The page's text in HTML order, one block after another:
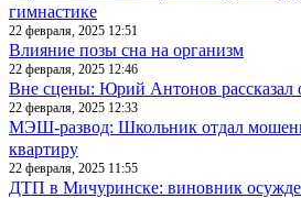
гимнастике
22 февраля, 2025 12:51
Влияние позы сна на организм
22 февраля, 2025 12:46
Вне сцены: Юрий Антонов рассказал
22 февраля, 2025 12:33
МЭШ-развод: Школьник отдал
квартиру
22 февраля, 2025 11:55
ДТП в Мичуринске: виновник